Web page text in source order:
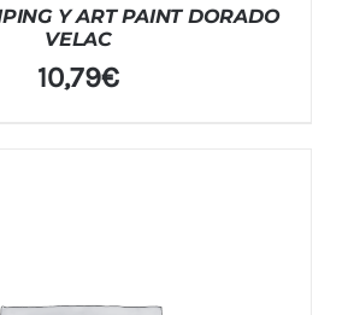
Y ART PAINT DORADO
VELAC
10,79€